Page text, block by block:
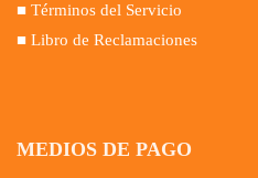
■ Términos del Servicio
■ Libro de Reclamaciones
MEDIOS DE PAGO